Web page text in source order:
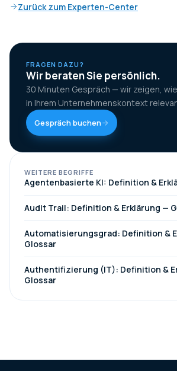
Zurück zum Experten-Center
FRAGEN DAZU?
Wir beraten Sie persönlich.
30 Minuten Gespräch — wir zeigen,
in Ihrem Unternehmenskontext
Gespräch buchen
WEITERE BEGRIFFE
Agentenbasierte KI: Definition &
Audit Trail: Definition & Erklärung —
Automatisierungsgrad: Definition &
Glossar
Authentifizierung (IT): Definition &
Glossar